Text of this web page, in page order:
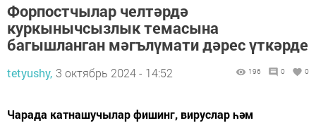
Форпостчылар челтәрдә
куркынычсызлык темасына
багышланган мәгълүмати дәрес үткәрде
tetyushy, 3 октябрь 2024 - 14:52 196 0 0
Чарада катнашучылар фишинг, вируслар һәм